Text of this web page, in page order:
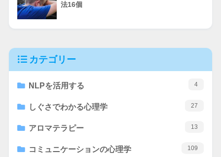
法16個
カテゴリー
NLPを活用する 4
しぐさでわかる心理学 27
アロマテラピー 13
コミュニケーションの心理学 109